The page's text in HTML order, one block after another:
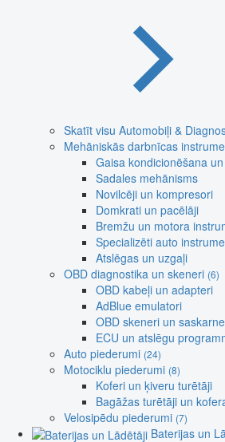
Skatīt visu Automobiļi &
Mehāniskās darbnīcas
Gaisa kondicionēšana
Sadales mehānisms
Novilcēji un kompresori
Domkrati un pacēlāji
Bremžu un motora
Specializēti auto
Atslēgas un uzgaļi
OBD diagnostika un skeneri (6)
OBD kabeļi un adapteri
AdBlue emulatori
OBD skeneri un
ECU un atslēgu
Auto piederumi (24)
Motociklu piederumi (8)
Koferi un ķiveru turētāji
Bagāžas turētāji un
Velosipēdu piederumi (7)
Baterijas un